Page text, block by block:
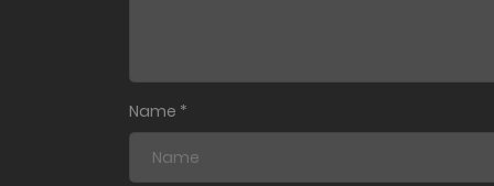
ตอนที่ 103
Name *